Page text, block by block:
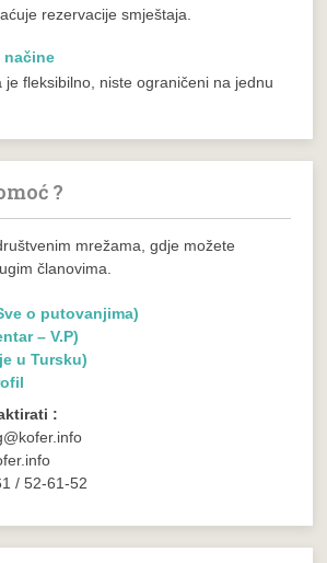
rezervacije smještaja.
načine
je fleksibilno, niste ograničeni na jednu
?
mrežama, gdje možete
članovima.
o putovanjima)
– V.P)
u Tursku)
:
/ 52-61-52